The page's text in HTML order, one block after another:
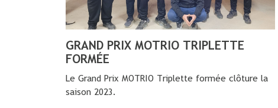
GRAND PRIX MOTRIO TRIPLETTE
FORMÉE
Le Grand Prix MOTRIO Triplette formée clôture la
saison 2023.